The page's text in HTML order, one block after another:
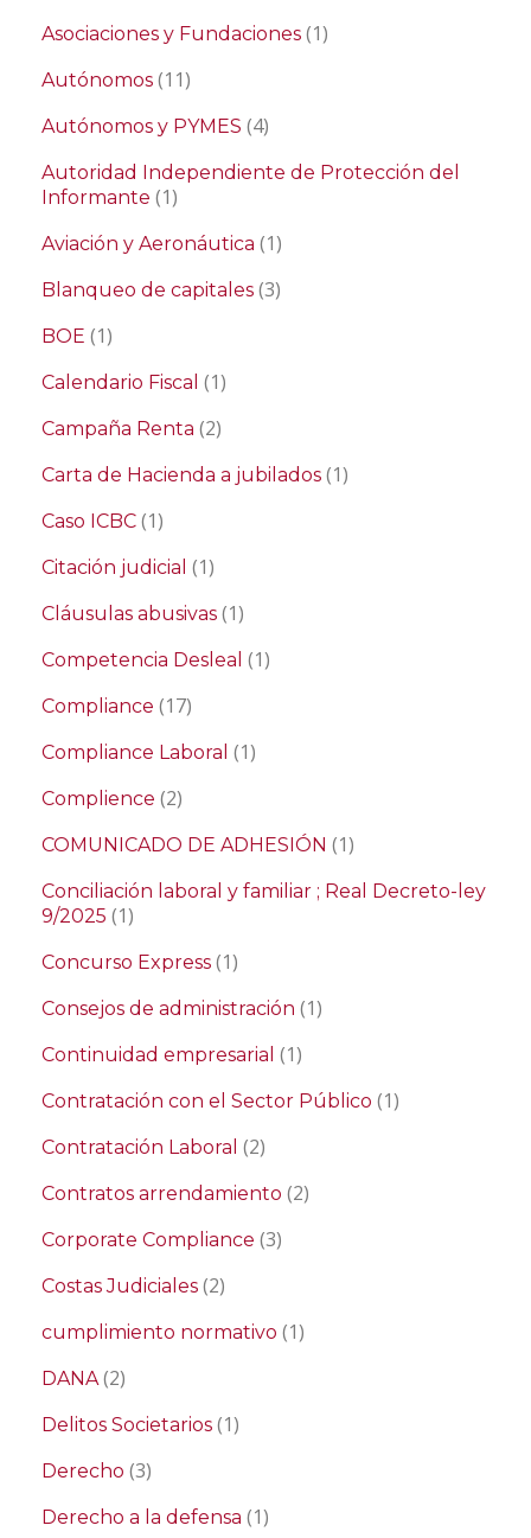
Asociaciones y Fundaciones (1)
Autónomos (11)
Autónomos y PYMES (4)
Autoridad Independiente de Protección del
Informante (1)
Aviación y Aeronáutica (1)
Blanqueo de capitales (3)
BOE (1)
Calendario Fiscal (1)
Campaña Renta (2)
Carta de Hacienda a jubilados (1)
Caso ICBC (1)
Citación judicial (1)
Cláusulas abusivas (1)
Competencia Desleal (1)
Compliance (17)
Compliance Laboral (1)
Complience (2)
COMUNICADO DE ADHESIÓN (1)
Conciliación laboral y familiar ; Real Decreto-ley
9/2025 (1)
Concurso Express (1)
Consejos de administración (1)
Continuidad empresarial (1)
Contratación con el Sector Público (1)
Contratación Laboral (2)
Contratos arrendamiento (2)
Corporate Compliance (3)
Costas Judiciales (2)
cumplimiento normativo (1)
DANA(2)
Delitos Societarios (1)
Derecho (3)
Derecho a la defensa (1)